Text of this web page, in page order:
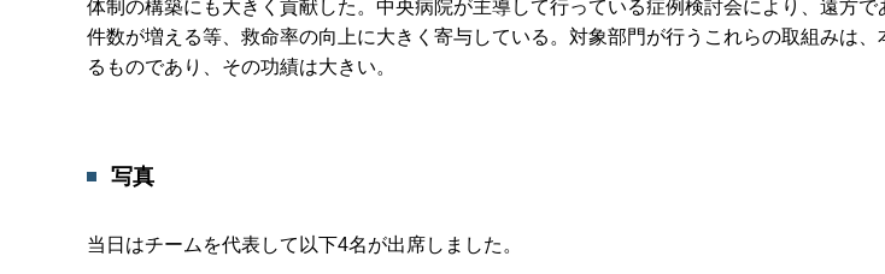
体制の構築にも大きく貢献した。中央病院が主導して行っている症例検討会により、遠方
件数が増える等、救命率の向上に大きく寄与している。対象部門が行うこれらの取組みは
るものであり、その功績は大きい。
写真
当日はチームを代表して以下4名が出席しました。